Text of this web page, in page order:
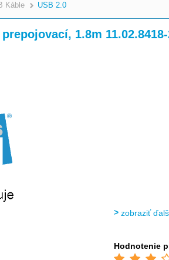
Káble >
USB 2.0
1.8m
zobraziť
Hodnotenie